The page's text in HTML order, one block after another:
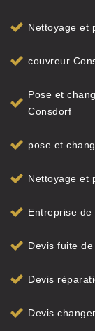
Nettoyage et
couvreur
Pose et
Consdorf
pose et
Nettoyage et
Entreprise
Devis fuite
Devis
Devis